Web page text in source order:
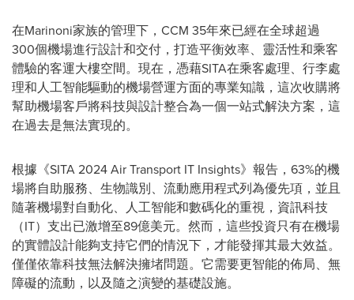
在Marinoni家族的管理下，CCM 35年來已經在全球超過
300個機場進行設計和交付，打造平衡效率、靈活性和乘客
體驗的客運大樓空間。現在，憑藉SITA在乘客處理、行李處
理和人工智能驅動的機場營運方面的專業知識，這次收購將
幫助機場客戶將科技與設計整合為一個一站式解決方案，這
在過去是無法實現的。
根據《SITA 2024 Air Transport IT Insights》報告，63%的機
場將自助服務、生物識別、流動應用程式列為優先項，並且
隨著機場對自動化、人工智能和數碼化的重視，資訊科技
（IT）支出已激增至89億美元。然而，這些投資只有在機場
的實體設計能夠支持它們的情況下，才能發揮其最大效益。
僅僅依靠科技無法解決擁堵問題。它需要更智能的佈局、無
障礙的流動，以及隨之演變的基礎設施。